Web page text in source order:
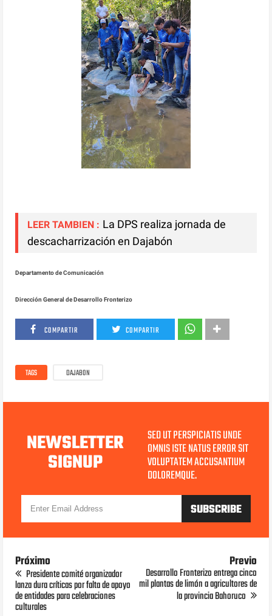
LEER TAMBIEN : La DPS realiza jornada de
descacharrización en Dajabón
Departamento de Comunicación
Dirección General de Desarrollo Fronterizo
COMPARTIR COMPARTIR
TAGS DAJABON
NEWSLETTER
SIGNUP
SED UT PERSPICIATIS UNDE
OMNIS ISTE NATUS ERROR SIT
VOLUPTATEM ACCUSANTIUM
DOLOREMQUE.
Próximo
Presidente comité organizador
lanza dura críticas por falta de apoyo
de entidades para celebraciones
culturales
Previo
Desarrollo Fronterizo entrega cinco
mil plantas de limón a agricultores de
la provincia Bahoruco